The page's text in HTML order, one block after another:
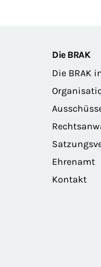
Die BRAK
Die BRAK
Ehrenamt
Kontakt